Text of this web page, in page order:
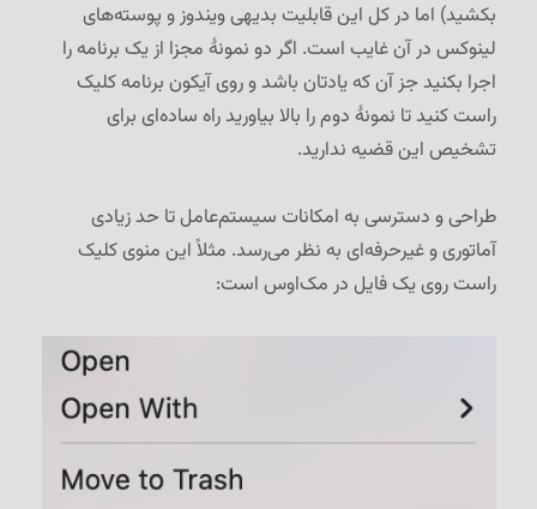
بکشید) اما در کل این قابلیت بدیهی ویندوز و پوسته‌های
لینوکس در آن غایب است. اگر دو نمونهٔ مجزا از یک برنامه را
اجرا بکنید جز آن که یادتان باشد و روی آیکون برنامه کلیک
راست کنید تا نمونهٔ دوم را بالا بیاورید راه ساده‌ای برای
تشخیص این قضیه ندارید.
طراحی و دسترسی به امکانات سیستم‌عامل تا حد زیادی
آماتوری و غیرحرفه‌ای به نظر می‌رسد. مثلاً این منوی کلیک
راست روی یک فایل در مک‌اوس است: